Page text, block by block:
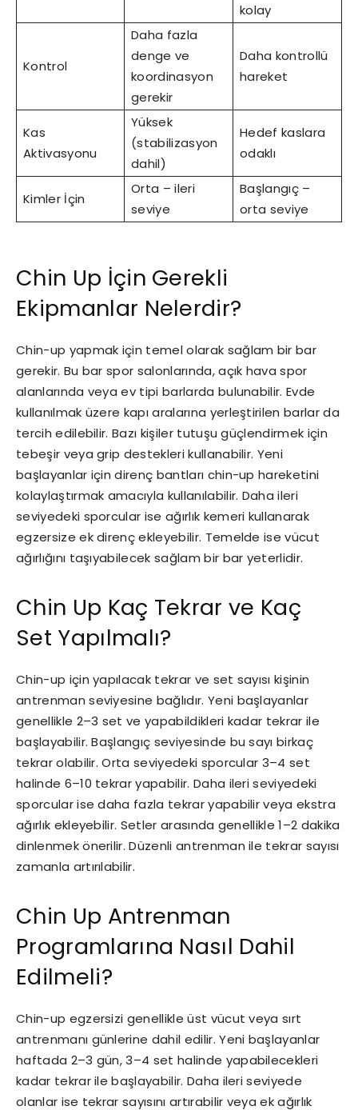
kolay
Kontrol
Daha fazla
denge ve
koordinasyon
gerekir
Daha kontrollü
hareket
Kas
Aktivasyonu
Yüksek
(stabilizasyon
dahil)
Hedef kaslara
odaklı
Kimler İçin
Orta – ileri
seviye
Başlangıç –
orta seviye
Chin Up İçin Gerekli
Ekipmanlar Nelerdir?
Chin-up yapmak için temel olarak sağlam bir bar
gerekir. Bu bar spor salonlarında, açık hava spor
alanlarında veya ev tipi barlarda bulunabilir. Evde
kullanılmak üzere kapı aralarına yerleştirilen barlar da
tercih edilebilir. Bazı kişiler tutuşu güçlendirmek için
tebeşir veya grip destekleri kullanabilir. Yeni
başlayanlar için direnç bantları chin-up hareketini
kolaylaştırmak amacıyla kullanılabilir. Daha ileri
seviyedeki sporcular ise ağırlık kemeri kullanarak
egzersize ek direnç ekleyebilir. Temelde ise vücut
ağırlığını taşıyabilecek sağlam bir bar yeterlidir.
Chin Up Kaç Tekrar ve Kaç
Set Yapılmalı?
Chin-up için yapılacak tekrar ve set sayısı kişinin
antrenman seviyesine bağlıdır. Yeni başlayanlar
genellikle 2–3 set ve yapabildikleri kadar tekrar ile
başlayabilir. Başlangıç seviyesinde bu sayı birkaç
tekrar olabilir. Orta seviyedeki sporcular 3–4 set
halinde 6–10 tekrar yapabilir. Daha ileri seviyedeki
sporcular ise daha fazla tekrar yapabilir veya ekstra
ağırlık ekleyebilir. Setler arasında genellikle 1–2 dakika
dinlenmek önerilir. Düzenli antrenman ile tekrar sayısı
zamanla artırılabilir.
Chin Up Antrenman
Programlarına Nasıl Dahil
Edilmeli?
Chin-up egzersizi genellikle üst vücut veya sırt
antrenmanı günlerine dahil edilir. Yeni başlayanlar
haftada 2–3 gün, 3–4 set halinde yapabilecekleri
kadar tekrar ile başlayabilir. Daha ileri seviyede
olanlar ise tekrar sayısını artırabilir veya ek ağırlık